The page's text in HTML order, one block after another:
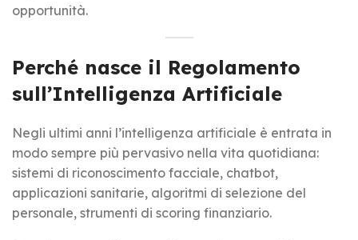
opportunità.
Perché nasce il Regolamento
sull’Intelligenza Artificiale
Negli ultimi anni l’intelligenza artificiale è entrata in
modo sempre più pervasivo nella vita quotidiana:
sistemi di riconoscimento facciale, chatbot,
applicazioni sanitarie, algoritmi di selezione del
personale, strumenti di scoring finanziario.